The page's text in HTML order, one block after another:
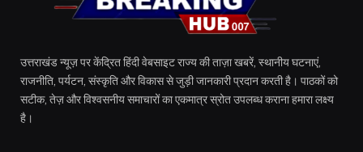
उत्तराखंड न्यूज़ पर केंद्रित हिंदी वेबसाइट राज्य की ताज़ा खबरें, स्थानीय घटनाएं,
राजनीति, पर्यटन, संस्कृति और विकास से जुड़ी जानकारी प्रदान करती है। पाठकों को
सटीक, तेज़ और विश्वसनीय समाचारों का एकमात्र स्रोत उपलब्ध कराना हमारा लक्ष्य
है।